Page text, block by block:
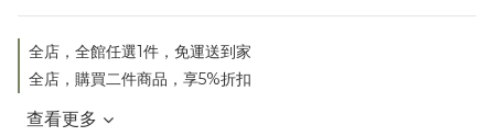
全店，全館任選1件，免運送到家
全店，購買二件商品，享5%折扣
查看更多